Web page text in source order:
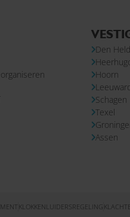
Den
Hoorn
Schagen
Texel
Assen
KLOKKENLUIDERSREGELING